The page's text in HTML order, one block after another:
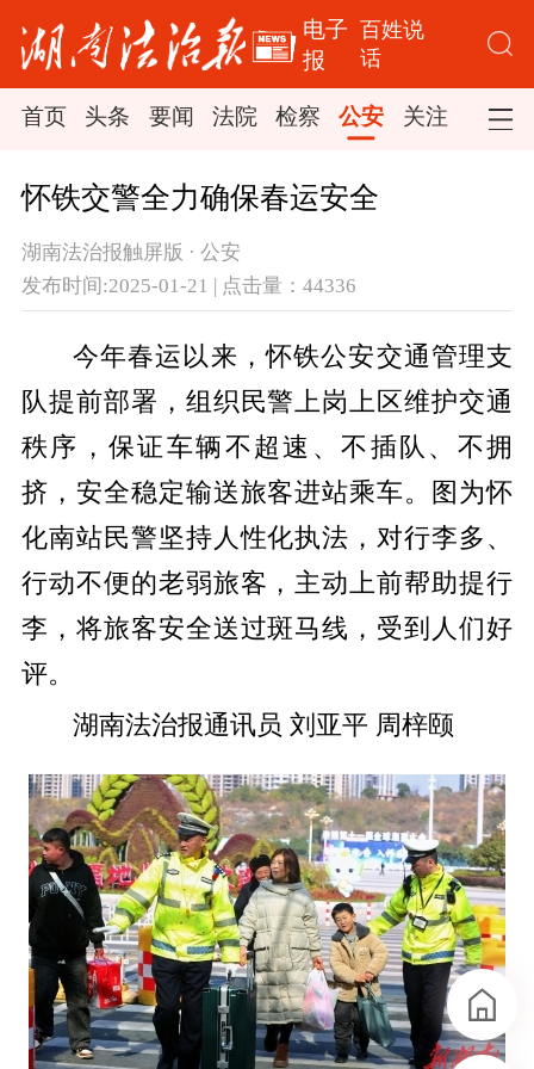
电子
报
百姓说
话
首页 头条 要闻 法院 检察 公安 关注 司法
怀铁交警全力确保春运安全
湖南法治报触屏版 · 公安
发布时间:2025-01-21 | 点击量：44336
今年春运以来，怀铁公安交通管理支
队提前部署，组织民警上岗上区维护交通
秩序，保证车辆不超速、不插队、不拥
挤，安全稳定输送旅客进站乘车。图为怀
化南站民警坚持人性化执法，对行李多、
行动不便的老弱旅客，主动上前帮助提行
李，将旅客安全送过斑马线，受到人们好
评。
湖南法治报通讯员 刘亚平 周梓颐